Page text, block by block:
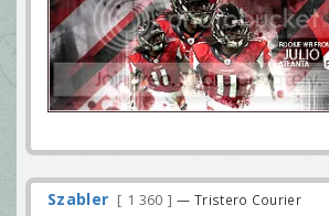
Szabler 1 360 — Tristero Courier